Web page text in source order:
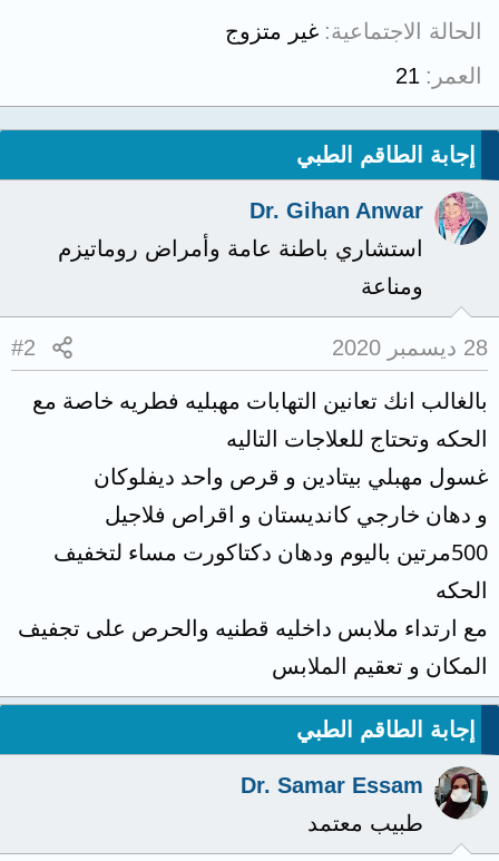
الحالة الاجتماعية غير متزوج
العمر
21
إجابة الطاقم الطبي
Dr. Gihan Anwar
استشاري باطنة عامة وأمراض روماتيزم
ومناعة
28 ديسمبر 2020 #2
بالغالب انك تعانين التهابات مهبليه فطريه خاصة مع
الحكه وتحتاج للعلاجات التاليه
غسول مهبلي بيتادين و قرص واحد ديفلوكان
و دهان خارجي كانديستان و اقراص فلاجيل
500مرتين باليوم ودهان دكتاكورت مساء لتخفيف
الحكه
مع ارتداء ملابس داخليه قطنيه والحرص على تجفيف
المكان و تعقيم الملابس
إجابة الطاقم الطبي
Dr. Samar Essam
طبيب معتمد